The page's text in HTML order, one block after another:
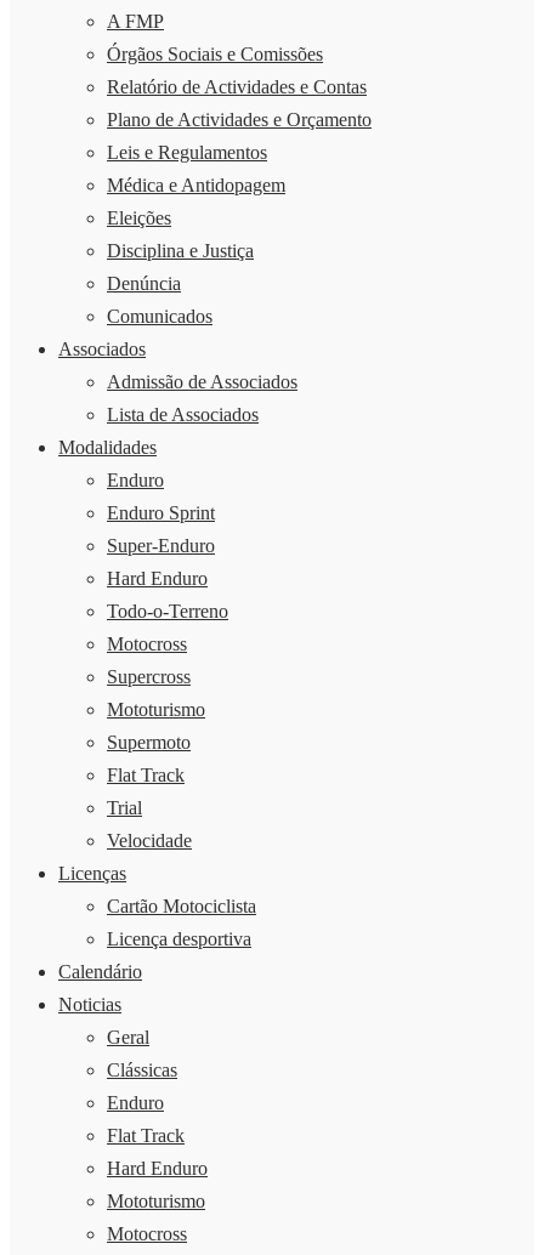
A FMP
Órgãos Sociais e Comissões
Relatório de Actividades e Contas
Plano de Actividades e Orçamento
Leis e Regulamentos
Médica e Antidopagem
Eleições
Disciplina e Justiça
Denúncia
Comunicados
Associados
Admissão de Associados
Lista de Associados
Modalidades
Enduro
Enduro Sprint
Super-Enduro
Hard Enduro
Todo-o-Terreno
Motocross
Supercross
Mototurismo
Supermoto
Flat Track
Trial
Velocidade
Licenças
Cartão Motociclista
Licença desportiva
Calendário
Noticias
Geral
Clássicas
Enduro
Flat Track
Hard Enduro
Mototurismo
Motocross